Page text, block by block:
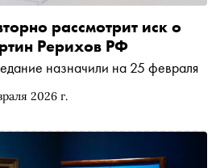
2026 г.
рассмотрит иск о
Рерихов РФ
назначили на 25 февраля